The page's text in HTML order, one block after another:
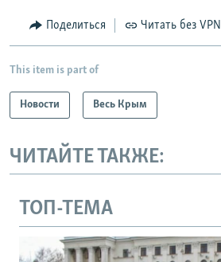
Поделиться Читать без VPN
This item is part of
Новости Весь Крым
ЧИТАЙТЕ ТАКЖЕ:
ТОП-ТЕМА